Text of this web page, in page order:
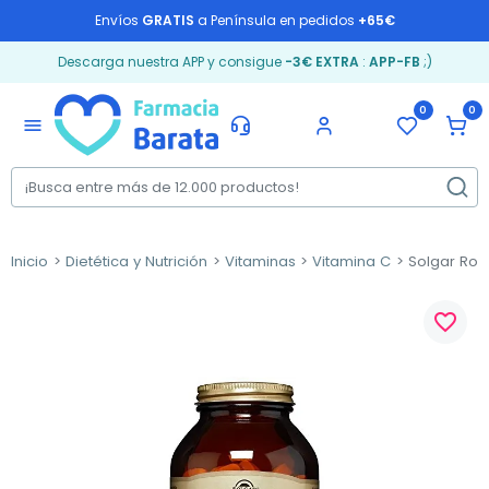
Envíos GRATIS a Península en pedidos +65€
Descarga nuestra APP y consigue -3€ EXTRA: APP-FB ;)
menu
0 0
Inicio Dietética y Nutrición Vitaminas Vitamina C Solgar
favorite_border